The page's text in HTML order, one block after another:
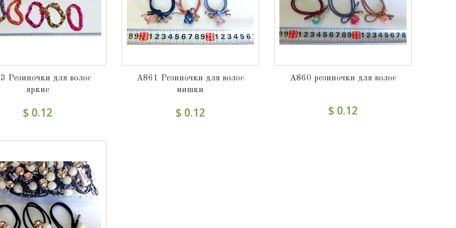
Резиночки для волос
яркие
$ 0.12
А861 Резиночки для волос
мишки
$ 0.12
А860 резиночки для волос
$ 0.12